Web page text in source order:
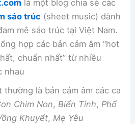
là một blog chia sẻ các
sáo trúc (sheet music) dành
mê sáo trúc tại Việt Nam.
hợp các bản cảm âm “hot
chuẩn nhất” từ nhiều
nhau
thường là bản cảm âm các ca
Chim Non, Biển Tình, Phố
Khuyết, Mẹ Yêu